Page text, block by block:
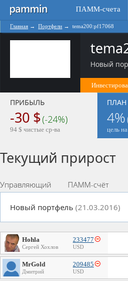
ПАММ-счета
Главная → Портфели → tema200:pf17068
Новый
ПРИБЫЛЬ
-30 $(-24%)
94 $ чистые ср-ва
ПЛАН
4%
цель
Текущий прирост
Управляющий ПАММ-счёт
Новый портфель (21.03.2016)
Hohla
Сергей Хохлов
233477
USD
MrGold
Дмитрий
209485
USD